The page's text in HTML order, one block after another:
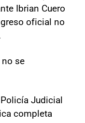
Ibrian Cuero
oficial no
no se
Judicial
completa